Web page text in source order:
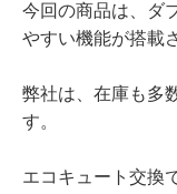
今回の商品は、ダ
やすい機能が搭載
弊社は、在庫も多
す。
エコキュート交換